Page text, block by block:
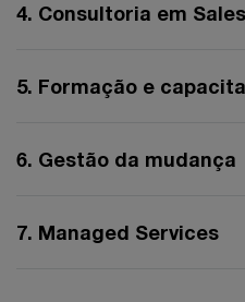
4. Consultoria em
5. Formação e
6. Gestão da mudança
7. Managed Services